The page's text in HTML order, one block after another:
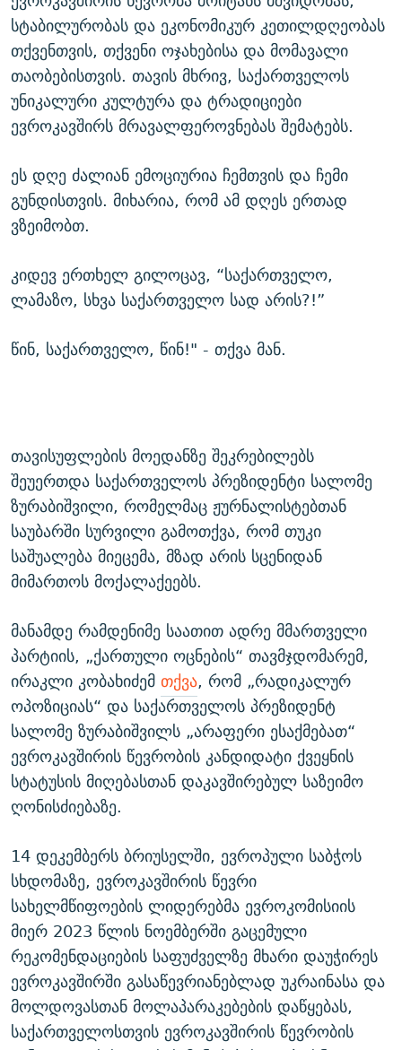
სტაბილურობას და ეკონომიკურ კეთილდღეობას
თქვენთვის, თქვენი ოჯახებისა და მომავალი
თაობებისთვის. თავის მხრივ, საქართველოს
უნიკალური კულტურა და ტრადიციები
ევროკავშირს მრავალფეროვნებას შემატებს.
ეს დღე ძალიან ემოციურია ჩემთვის და ჩემი
გუნდისთვის. მიხარია, რომ ამ დღეს ერთად
ვზეიმობთ.
კიდევ ერთხელ გილოცავ, “საქართველო,
ლამაზო, სხვა საქართველო სად არის?!”
წინ, საქართველო, წინ!" - თქვა მან.
თავისუფლების მოედანზე შეკრებილებს
შეუერთდა საქართველოს პრეზიდენტი სალომე
ზურაბიშვილი, რომელმაც ჟურნალისტებთან
საუბარში სურვილი გამოთქვა, რომ თუკი
საშუალება მიეცემა, მზად არის სცენიდან
მიმართოს მოქალაქეებს.
მანამდე რამდენიმე საათით ადრე მმართველი
პარტიის, „ქართული ოცნების“ თავმჯდომარემ,
ირაკლი კობახიძემთქვა, რომ „რადიკალურ
ოპოზიციას“ და საქართველოს პრეზიდენტ
სალომე ზურაბიშვილს „არაფერი ესაქმებათ“
ევროკავშირის წევრობის კანდიდატი ქვეყნის
სტატუსის მიღებასთან დაკავშირებულ საზეიმო
ღონისძიებაზე.
14 დეკემბერს ბრიუსელში, ევროპული საბჭოს
სხდომაზე, ევროკავშირის წევრი
სახელმწიფოების ლიდერებმა ევროკომისიის
მიერ 2023 წლის ნოემბერში გაცემული
რეკომენდაციების საფუძველზე მხარი დაუჭირეს
ევროკავშირში გასაწევრიანებლად უკრაინასა და
მოლდოვასთან მოლაპარაკებების დაწყებას,
საქართველოსთვის ევროკავშირის წევრობის